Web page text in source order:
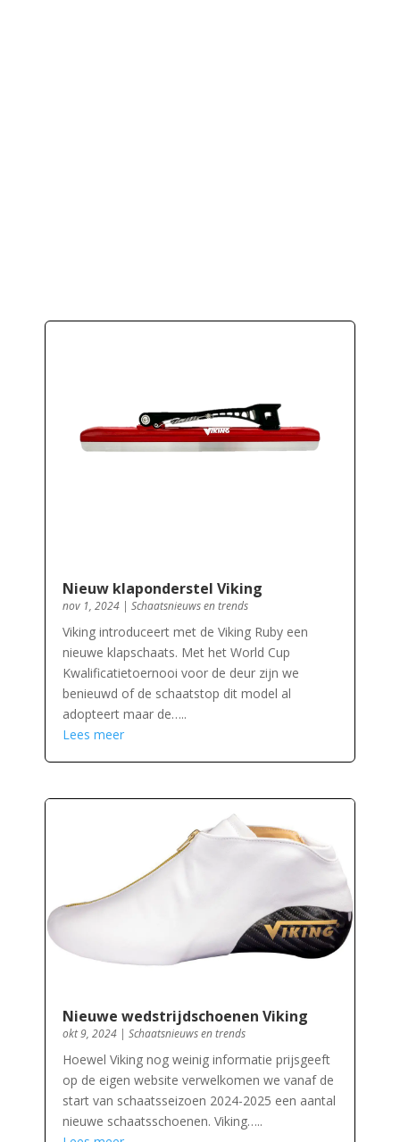
Nieuw klaponderstel Viking
nov 1, 2024| Schaatsnieuws en trends
Viking introduceert met de Viking Ruby een
nieuwe klapschaats. Met het World Cup
Kwalificatietoernooi voor de deur zijn we
benieuwd of de schaatstop dit model al
adopteert maar de…..
Lees meer
Nieuwe wedstrijdschoenen Viking
okt 9, 2024| Schaatsnieuws en trends
Hoewel Viking nog weinig informatie prijsgeeft
op de eigen website verwelkomen we vanaf de
start van schaatsseizoen 2024-2025 een aantal
nieuwe schaatsschoenen. Viking…..